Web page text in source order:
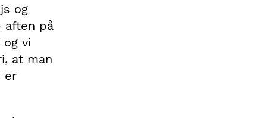
og
aften på
vi
at man
er